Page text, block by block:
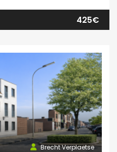
425€
Brecht Verplaetse